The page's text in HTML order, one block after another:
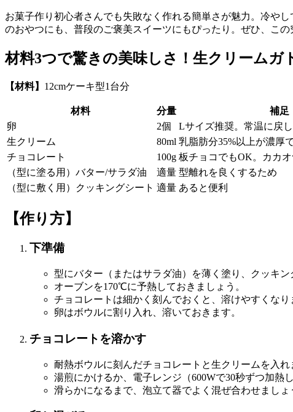
お菓子作り初心者さんでも失敗なく作れる簡単さが魅力。冷や
のおやつにも、普段のご褒美スイーツにもぴったり。ぜひ、こ
材料3つで驚きの美味しさ！生クリームガ
【材料】 12cmケーキ型1台分
材料 分量
補足
卵
2個
Lサイズ推奨。常温に戻
生クリーム
80ml 乳脂肪分35%以上が濃厚
チョコレート
100g 板チョコでもOK。カカ
（型に塗る用）バター/サラダ油
適量 型離れを良くするため
（型に敷く用）クッキングシート 適量 あると便利
【作り方】
下準備
型にバター（またはサラダ油）を薄く塗り、クッキ
オーブンを170℃に予熱しておきましょう。
チョコレートは細かく刻んでおくと、溶けやすくなり
卵はボウルに割り入れ、溶いておきます。
チョコレートを溶かす
耐熱ボウルに刻んだチョコレートと生クリームを入れ
湯煎にかけるか、電子レンジ（600Wで30秒ずつ加熱
滑らかになるまで、泡立て器でよく混ぜ合わせましょ